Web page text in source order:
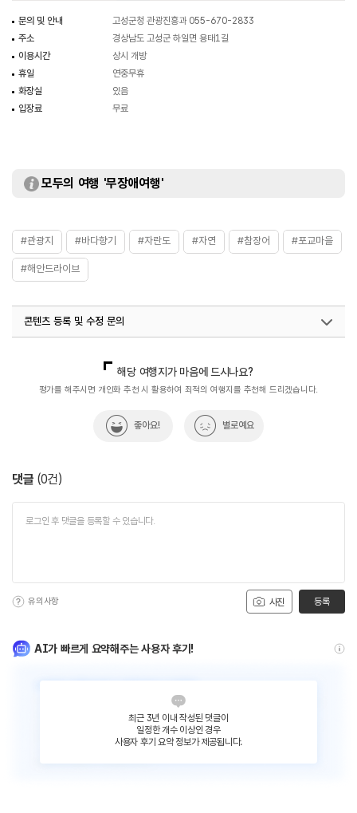
매물도까지 나가서 복어(참복)를 잡아온다. 참장어(하모)는 장어보다 두 배 이상
좋아한다. 회나 구이로 먹고 팔팔 끓는 물에 살짝 데쳐 먹기도 한다. 포교마을은
아직까지는 바다낚시 애호가들에게만 알려져 있지만, 고성군에서는 이 마을을
관광명소로 지정하기 위해 선창에 주차장을 널찍하게 조성해 놓았다.
문의 및 안내
고성군청 관광진흥과 055-670-2833
주소
경상남도 고성군 하일면 용태1길
이용시간
상시 개방
휴일
연중무휴
화장실
있음
입장료
무료
모두의 여행 '무장애여행'
#관광지 #바다향기 #자란도 #자연 #참장어 #포교마을
#해안드라이브
콘텐츠 등록 및 수정 문의
해당 여행지가 마음에 드시나요?
평가를 해주시면 개인화 추천 시 활용하여 최적의 여행지를 추천해 드리겠습니다.
좋아요! 별로예요
댓글 (0건)
사진
유의사항 등록
AI가 빠르게 요약해주는 사용자 후기!
최근 3년 이내 작성된 댓글이
일정한 개수 이상인 경우
사용자 후기 요약 정보가 제공됩니다.